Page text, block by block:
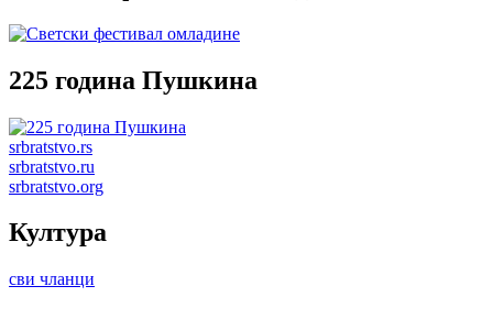
225 година Пушкина
srbratstvo.rs
srbratstvo.ru
srbratstvo.org
Култура
сви чланци